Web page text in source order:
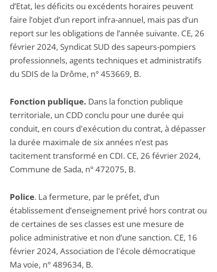
d’Etat, les déficits ou excédents horaires peuvent
faire l’objet d’un report infra-annuel, mais pas d’un
report sur les obligations de l’année suivante. CE, 26
février 2024, Syndicat SUD des sapeurs-pompiers
professionnels, agents techniques et administratifs
du SDIS de la Drôme, n° 453669, B.
Fonction publique. Dans la fonction publique
territoriale, un CDD conclu pour une durée qui
conduit, en cours d'exécution du contrat, à dépasser
la durée maximale de six années n’est pas
tacitement transformé en CDI. CE, 26 février 2024,
Commune de Sada, n° 472075, B.
Police. La fermeture, par le préfet, d’un
établissement d’enseignement privé hors contrat ou
de certaines de ses classes est une mesure de
police administrative et non d’une sanction. CE, 16
février 2024, Association de l'école démocratique
Ma voie, n° 489634, B.